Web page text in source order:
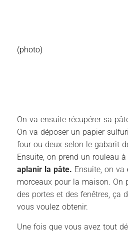
(photo)
On va ensuite récupérer sa
On va déposer un papier
four ou deux selon le gabarit
Ensuite, on prend un rouleau
aplanir la pâte. Ensuite, on va
morceaux pour la maison. On
des portes et des fenêtres, ça
vous voulez obtenir.
Une fois que vous avez tout